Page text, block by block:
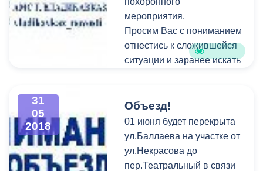
мероприятия.
Просим Вас с пониманием
отнестись к сложившейся
ситуации и заранее искать
31
05
2018
Объезд!
01 июня будет перекрыта
ул.Баллаева на участке от
ул.Некрасова до
пер.Театральный в связи